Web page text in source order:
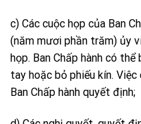
c) Các cuộc họp của Ban
(năm mươi phần trăm) ủy
họp. Ban Chấp hành có
tay hoặc bỏ phiếu kín.
Ban Chấp hành quyết định;